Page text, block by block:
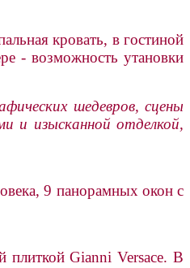
кровать, в гостиной
- возможность утановки
шедевров, сцены
и изысканной отделкой,
9 панорамных окон с
плиткой Gianni Versace. В